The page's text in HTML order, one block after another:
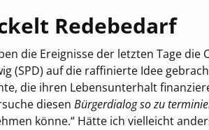
Redebedarf
die Ereignisse der letzten Tage
(SPD) auf die raffinierte Idee
die ihren Lebensunterhalt
diesen Bürgerdialog so zu
könne.“ Hätte ich vielleicht